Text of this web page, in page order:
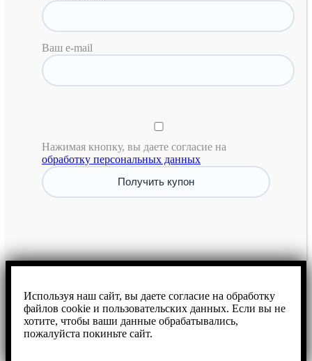
Ваш e-mail
Нажимая кнопку, вы даете согласие на
обработку персональных данных
Используя наш сайт, вы даете согласие на обработку
файлов cookie и пользовательских данных. Если вы не
хотите, чтобы ваши данные обрабатывались,
пожалуйста покиньте сайт.